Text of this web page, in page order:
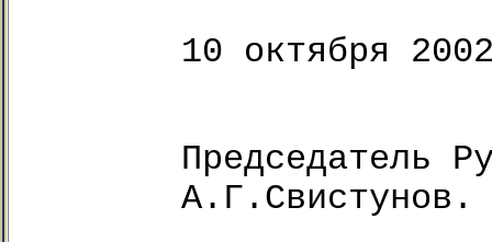
10 октября
Председатель
А.Г.Свистунов.